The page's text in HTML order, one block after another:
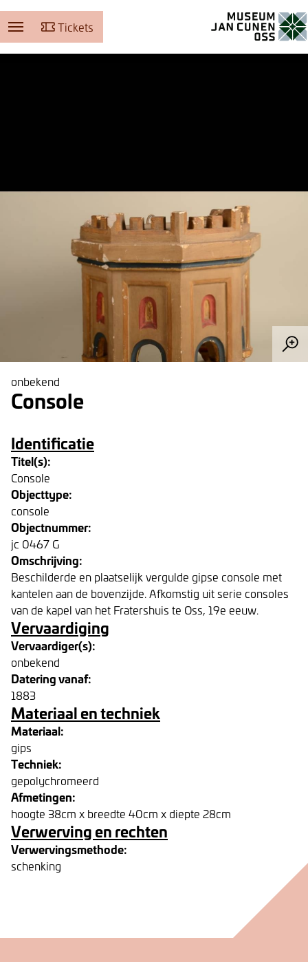
Tickets
onbekend
Console
Identificatie
Titel(s):
Console
Objecttype:
console
Objectnummer:
jc 0467 G
Omschrijving:
Beschilderde en plaatselijk vergulde gipse console met
kantelen aan de bovenzijde. Afkomstig uit serie consoles
van de kapel van het Fratershuis te Oss, 19e eeuw.
Vervaardiging
Vervaardiger(s):
onbekend
Datering vanaf:
1883
Materiaal en techniek
Materiaal:
gips
Techniek:
gepolychromeerd
Afmetingen:
hoogte 38cm x breedte 40cm x diepte 28cm
Verwerving en rechten
Verwervingsmethode:
schenking